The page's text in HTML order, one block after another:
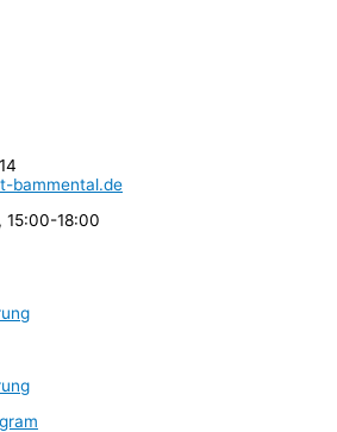
bammental.de
18:00